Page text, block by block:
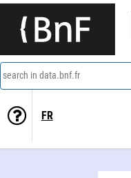
search in data.bnf.fr
FR